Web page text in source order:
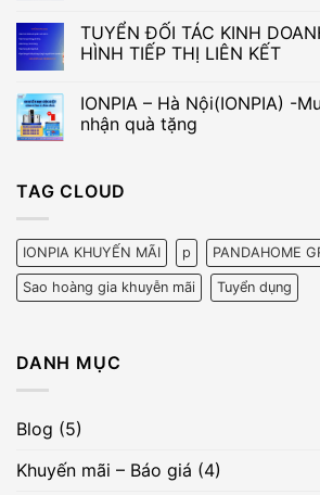
để
nhận
quà
-
Mua
1
để
nhận
quà
hạn
31/3/2026
bình
luận
ở
gia
–
Mua
để
nhận
Thời
hạn
đến
31/3/2026
TUYỂN ĐỐI TÁC KINH
HÌNH TIẾP THỊ LIÊN KẾT
bình
luận
ở
KINH
DOANH
MÔ
HÌNH
TIẾP
THỊ
LIÊN
IONPIA – Hà Nội(IONPIA) -
nhận quà tặng
luận
ở
Hà
Nội(IONPIA)
-
Mua
1
nhận
quà
TAG CLOUD
IONPIA KHUYẾN MÃI p PANDAHOME
Sao hoàng gia khuyễn mãi Tuyển dụng
DANH MỤC
Blog (5)
Khuyến mãi – Báo giá (4)